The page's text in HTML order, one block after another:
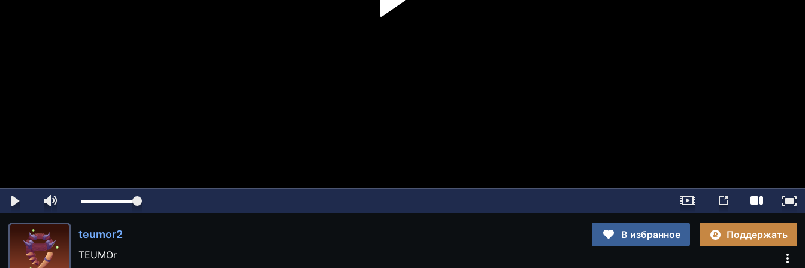
teumor2 В избранное
Поддержать
TEUMOr